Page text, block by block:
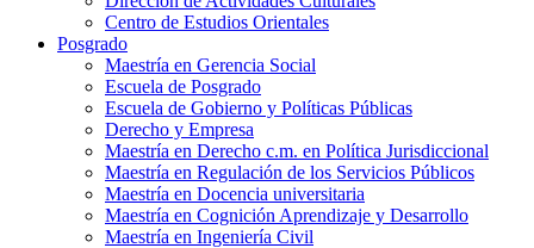
Centro de Estudios Orientales
Posgrado
Maestría en Gerencia Social
Escuela de Posgrado
Escuela de Gobierno y Políticas Públicas
Derecho y Empresa
Maestría en Derecho c.m. en Política Jurisdiccional
Maestría en Regulación de los Servicios Públicos
Maestría en Docencia universitaria
Maestría en Cognición Aprendizaje y Desarrollo
Maestría en Ingeniería Civil